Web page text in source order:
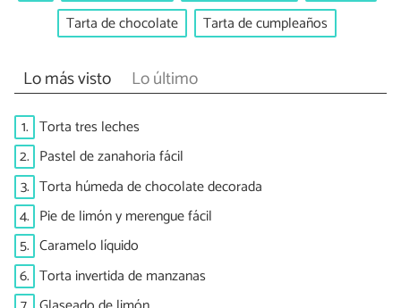
Tarta de chocolate
Tarta de cumpleaños
Lo más visto Lo último
1. Torta tres leches
2. Pastel de zanahoria fácil
3. Torta húmeda de chocolate decorada
4. Pie de limón y merengue fácil
5. Caramelo líquido
6. Torta invertida de manzanas